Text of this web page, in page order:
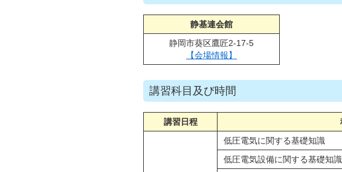
静基連会館
静岡市葵区鷹匠2-17-5
【会場情報】
講習科目及び時間
講習日程
低圧電気に関する基礎知識
低圧電気設備に関する基礎知識